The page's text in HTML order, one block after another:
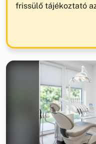
frissülő tájékoztató